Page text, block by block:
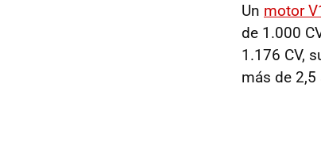
Un motor
de 1.000
1.176 CV,
más de